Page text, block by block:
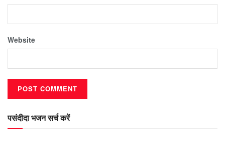
Website
पसंदीदा भजन सर्च करें